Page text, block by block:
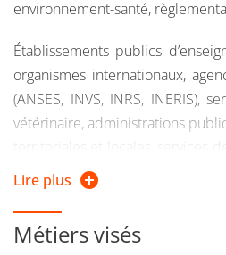
environnement-santé,
Établissements publics
organismes internationaux,
(ANSES, INVS, INRS, INERIS),
vétérinaire, administrations
d’études, cabinets d’expertise,
hygiène et sécurité", Services
chimie, métallurgie, production
et recyclage...
Lire plus
Métiers visés